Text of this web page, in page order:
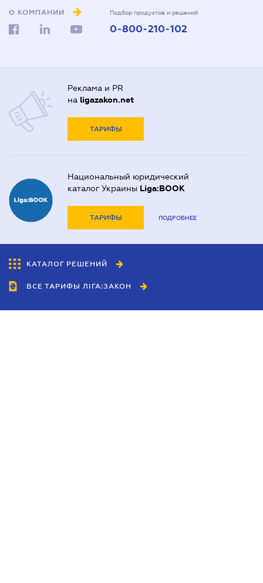
О КОМПАНИИ Подбор продуктов и решений
0-800-210-102
Реклама и PR
на ligazakon.net
ТАРИФЫ
Национальный юридический
каталог Украины Liga:BOOK
ТАРИФЫ ПОДРОБНЕЕ
КАТАЛОГ РЕШЕНИЙ
ВСЕ ТАРИФЫ ЛІГА:ЗАКОН